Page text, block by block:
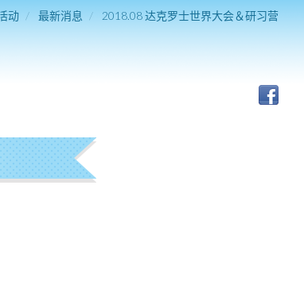
动 最新消息 2018.08 达克罗士世界大会＆研习营